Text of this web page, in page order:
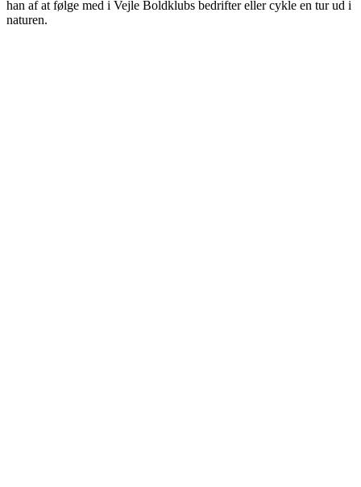
han af at følge med i Vejle Boldklubs bedrifter eller cykle en tur ud i
naturen.